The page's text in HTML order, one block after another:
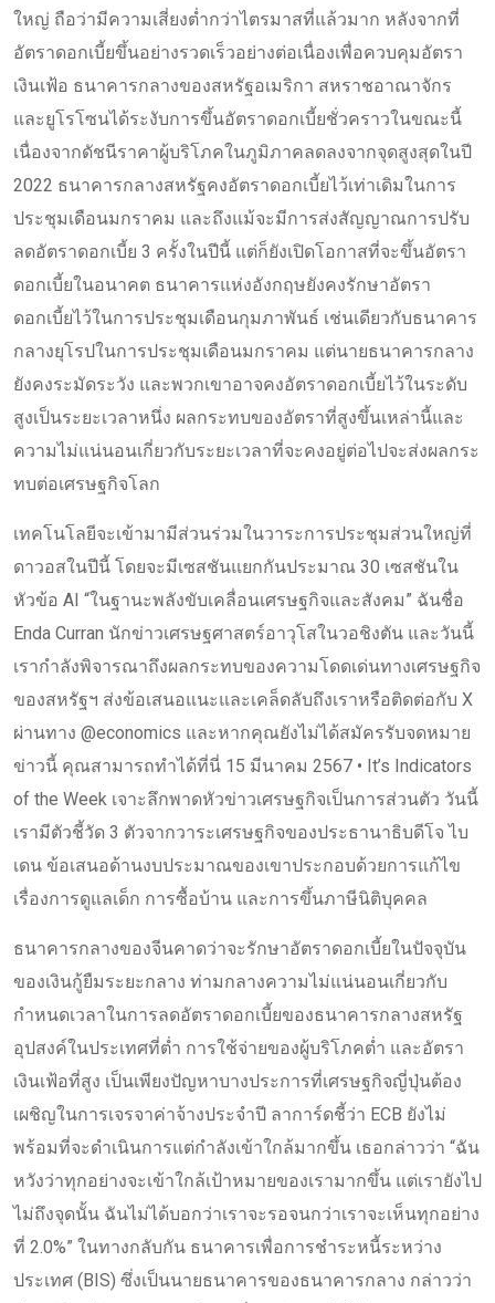
ใหญ่ ถือว่ามีความเสี่ยงต่ำกว่าไตรมาสที่แล้วมาก หลังจากที่
อัตราดอกเบี้ยขึ้นอย่างรวดเร็วอย่างต่อเนื่องเพื่อควบคุมอัตรา
เงินเฟ้อ ธนาคารกลางของสหรัฐอเมริกา สหราชอาณาจักร
และยูโรโซนได้ระงับการขึ้นอัตราดอกเบี้ยชั่วคราวในขณะนี้
เนื่องจากดัชนีราคาผู้บริโภคในภูมิภาคลดลงจากจุดสูงสุดในปี
2022 ธนาคารกลางสหรัฐคงอัตราดอกเบี้ยไว้เท่าเดิมในการ
ประชุมเดือนมกราคม และถึงแม้จะมีการส่งสัญญาณการปรับ
ลดอัตราดอกเบี้ย 3 ครั้งในปีนี้ แต่ก็ยังเปิดโอกาสที่จะขึ้นอัตรา
ดอกเบี้ยในอนาคต ธนาคารแห่งอังกฤษยังคงรักษาอัตรา
ดอกเบี้ยไว้ในการประชุมเดือนกุมภาพันธ์ เช่นเดียวกับธนาคาร
กลางยุโรปในการประชุมเดือนมกราคม แต่นายธนาคารกลาง
ยังคงระมัดระวัง และพวกเขาอาจคงอัตราดอกเบี้ยไว้ในระดับ
สูงเป็นระยะเวลาหนึ่ง ผลกระทบของอัตราที่สูงขึ้นเหล่านี้และ
ความไม่แน่นอนเกี่ยวกับระยะเวลาที่จะคงอยู่ต่อไปจะส่งผลกระ
ทบต่อเศรษฐกิจโลก
เทคโนโลยีจะเข้ามามีส่วนร่วมในวาระการประชุมส่วนใหญ่ที่
ดาวอสในปีนี้ โดยจะมีเซสชันแยกกันประมาณ 30 เซสชันใน
หัวข้อ AI “ในฐานะพลังขับเคลื่อนเศรษฐกิจและสังคม” ฉันชื่อ
Enda Curran นักข่าวเศรษฐศาสตร์อาวุโสในวอชิงตัน และวันนี้
เรากำลังพิจารณาถึงผลกระทบของความโดดเด่นทางเศรษฐกิจ
ของสหรัฐฯ ส่งข้อเสนอแนะและเคล็ดลับถึงเราหรือติดต่อกับ X
ผ่านทาง @economics และหากคุณยังไม่ได้สมัครรับจดหมาย
ข่าวนี้ คุณสามารถทำได้ที่นี่ 15 มีนาคม 2567 • It’s Indicators
of the Week เจาะลึกพาดหัวข่าวเศรษฐกิจเป็นการส่วนตัว วันนี้
เรามีตัวชี้วัด 3 ตัวจากวาระเศรษฐกิจของประธานาธิบดีโจ ไบ
เดน ข้อเสนอด้านงบประมาณของเขาประกอบด้วยการแก้ไข
เรื่องการดูแลเด็ก การซื้อบ้าน และการขึ้นภาษีนิติบุคคล
ธนาคารกลางของจีนคาดว่าจะรักษาอัตราดอกเบี้ยในปัจจุบัน
ของเงินกู้ยืมระยะกลาง ท่ามกลางความไม่แน่นอนเกี่ยวกับ
กำหนดเวลาในการลดอัตราดอกเบี้ยของธนาคารกลางสหรัฐ
อุปสงค์ในประเทศที่ต่ำ การใช้จ่ายของผู้บริโภคต่ำ และอัตรา
เงินเฟ้อที่สูง เป็นเพียงปัญหาบางประการที่เศรษฐกิจญี่ปุ่นต้อง
เผชิญในการเจรจาค่าจ้างประจำปี ลาการ์ดชี้ว่า ECB ยังไม่
พร้อมที่จะดำเนินการแต่กำลังเข้าใกล้มากขึ้น เธอกล่าวว่า “ฉัน
หวังว่าทุกอย่างจะเข้าใกล้เป้าหมายของเรามากขึ้น แต่เรายังไป
ไม่ถึงจุดนั้น ฉันไม่ได้บอกว่าเราจะรอจนกว่าเราจะเห็นทุกอย่าง
ที่ 2.0%” ในทางกลับกัน ธนาคารเพื่อการชำระหนี้ระหว่าง
ประเทศ (BIS) ซึ่งเป็นนายธนาคารของธนาคารกลาง กล่าวว่า